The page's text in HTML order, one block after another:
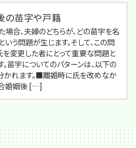
の苗字や戸籍
場合、夫婦のどちらが、どの苗字を名
いう問題が生じます。そして、この問
を変更した者にとって重要な問題と
。苗字についてのパターンは、以下の
かれます。■離婚時に氏を改めなか
婚姻後 […]